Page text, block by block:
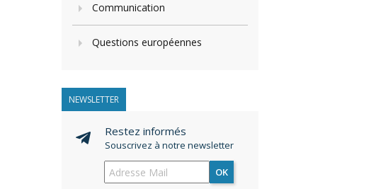
Communication
Questions européennes
NEWSLETTER
Restez informés
Souscrivez à notre newsletter
OK